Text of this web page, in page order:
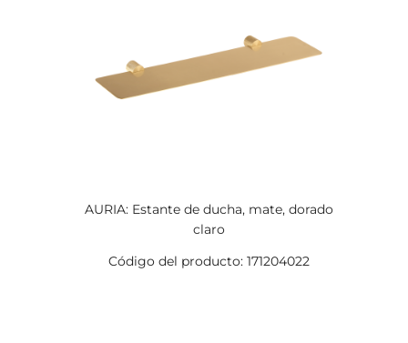
AURIA: Estante de ducha, mate, dorado
claro
Código del producto: 171204022